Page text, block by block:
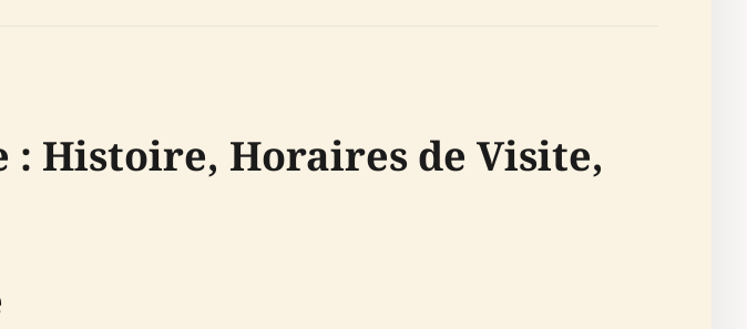
Histoire, Horaires de Visite,